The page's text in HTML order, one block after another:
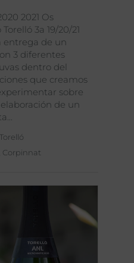
2021 Os
3a 19/20/21
entrega de un
3 diferentes
dentro del
que creamos
sobre
de un
Corpinnat